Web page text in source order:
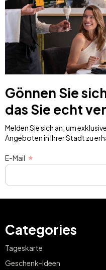
Gönnen Sie
das Sie echt
Melden Sie sich an, um
Angeboten in Ihrer Stadt zu
E-Mail
Categories
Tageskarte
Geschenk-Ideen